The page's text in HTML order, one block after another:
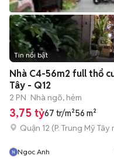
Tin nổi bật
Nhà C4-56m2 full thổ
Tây - Q12
2 PN Nhà ngõ, hẻm
3,75 tỷ67 tr/m²56 m²
Quận 12 (P. Trung Mỹ Tây
Ngoc Anh